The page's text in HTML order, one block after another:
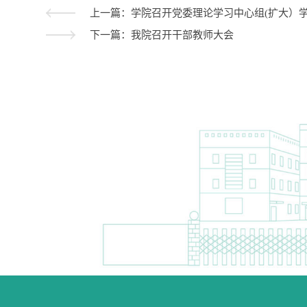
上一篇：学院召开党委理论学习中心组(扩大）
下一篇：我院召开干部教师大会